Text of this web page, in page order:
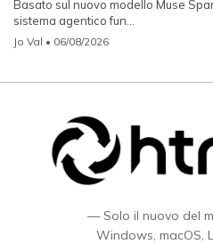
Basato sul nuovo modello Muse
sistema agentico fun...
Jo Val • 06/08/2026
— Solo il nuovo del
Windows, macOS,